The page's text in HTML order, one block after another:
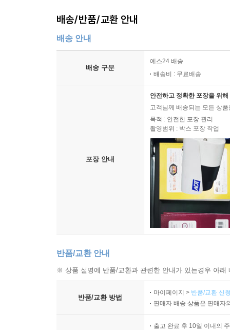
배송/반품/교환 안내
배송 안내
배송 구분
예스24 배송
배송비 : 무료배송
포장 안내
안전하고 정확한 포장을 위
고객님께 배송되는 모든 상
목적 : 안전한 포장 관리
촬영범위 : 박스 포장 작업
반품/교환 안내
※ 상품 설명에 반품/교환과 관련한 안내가 있는경우 아
반품/교환 방법
마이페이지 > 반품/교환 신
판매자 배송 상품은 판매자
출고 완료 후 10일 이내의